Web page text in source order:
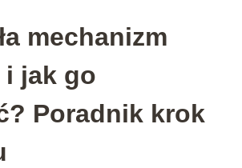
mechanizm
jak go
Poradnik krok